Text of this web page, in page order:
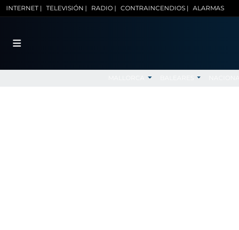
INTERNET | TELEVISIÓN | RADIO | CONTRAINCENDIOS | ALARMAS